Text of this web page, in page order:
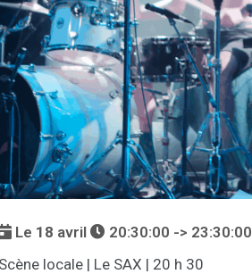
Le 18 avril
20:30:00 -> 23:30:00
Scène locale | Le SAX | 20 h 30